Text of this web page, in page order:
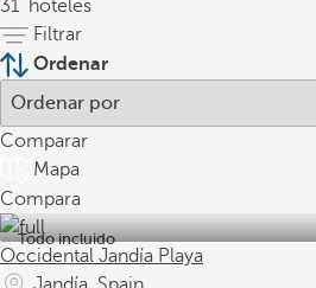
31 hoteles
Filtrar
Ordenar
Comparar
Mapa
Compara
Todo incluido
Occidental Jandía Playa